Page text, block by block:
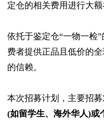
定仓的相关费用进行大额
依托于鉴定仓“一物一检
费者提供正品且低价的
的信赖。
本次招募计划，主要招
(如留学生、海外华人)或